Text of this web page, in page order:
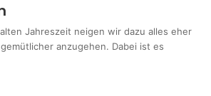
Jahreszeit neigen wir dazu alles eher
anzugehen. Dabei ist es